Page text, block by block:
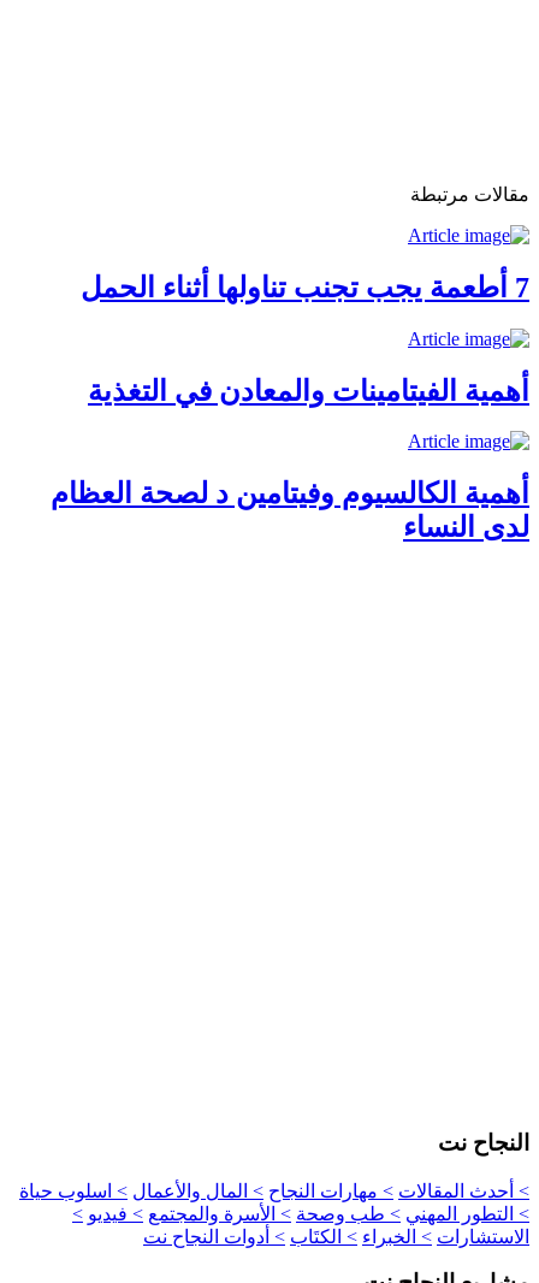
مقالات مرتبطة
7 أطعمة يجب تجنب تناولها أثناء الحمل
أهمية الفيتامينات والمعادن في التغذية
أهمية الكالسيوم وفيتامين د لصحة العظام
لدى النساء
النجاح نت
> أحدث المقالات > مهارات النجاح > المال والأعمال > اسلوب حياة
> التطور المهني > طب وصحة > الأسرة والمجتمع > فيديو >
الاستشارات > الخبراء > الكتَاب > أدوات النجاح نت